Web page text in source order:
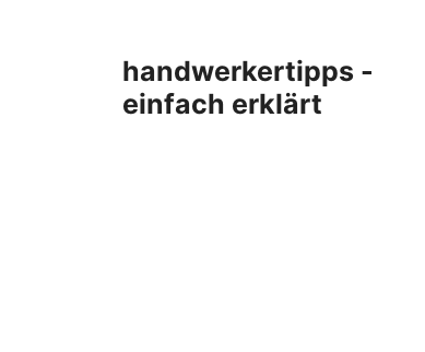
handwerkertipps -
einfach erklärt